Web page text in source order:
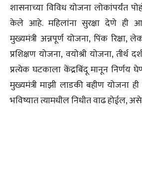
शासनाच्या विविध योजना लोकांपर्यंत
केले आहे. महिलांना सुरक्षा देणे ही
मुख्यमंत्री अन्नपूर्ण योजना, पिंक रिक्षा,
प्रशिक्षण योजना, वयोश्री योजना, तीर्थ
प्रत्येक घटकाला केंद्रबिंदू मानून
मुख्यमंत्री माझी लाडकी बहीण योजना
भविष्यात त्यामधील निधीत वाढ होईल,